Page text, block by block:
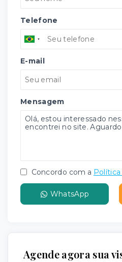
Telefone
E-mail
Mensagem
Concordo com a
WhatsApp
Agende agora sua